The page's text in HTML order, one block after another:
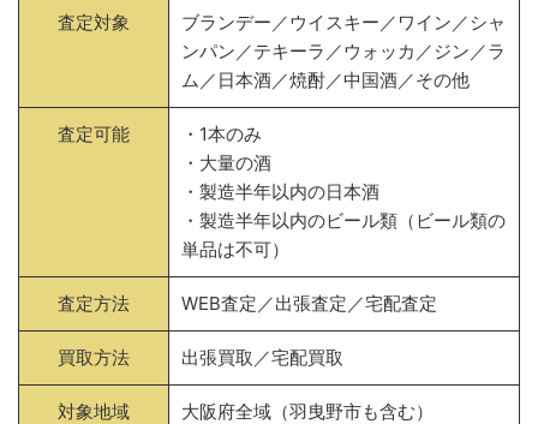
査定対象
ブランデー／ウイスキー／ワイン／シャ
ンパン／テキーラ／ウォッカ／ジン／ラ
ム／日本酒／焼酎／中国酒／その他
査定可能
・1本のみ
・大量の酒
・製造半年以内の日本酒
・製造半年以内のビール類（ビール類の
単品は不可）
査定方法 WEB査定／出張査定／宅配査定
買取方法 出張買取／宅配買取
対象地域 大阪府全域（羽曳野市も含む）